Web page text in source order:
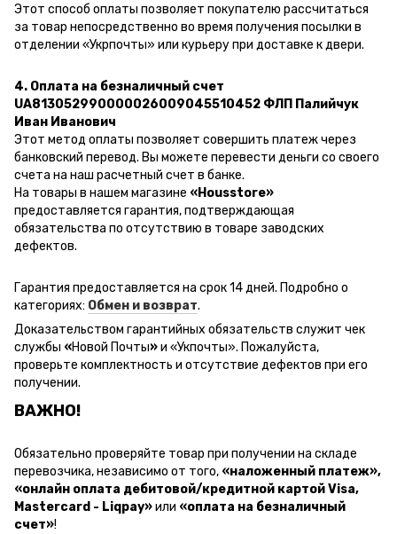
Этот способ оплаты позволяет покупателю рассчитаться
за товар непосредственно во время получения посылки в
отделении «Укрпочты» или курьеру при доставке к двери.
4. Оплата на безналичный счет
UA813052990000026009045510452 ФЛП Палийчук
Иван Иванович
Этот метод оплаты позволяет совершить платеж через
банковский перевод. Вы можете перевести деньги со своего
счета на наш расчетный счет в банке.
На товары в нашем магазине «Housstore»
предоставляется гарантия, подтверждающая
обязательства по отсутствию в товаре заводских
дефектов.
Гарантия предоставляется на срок 14 дней. Подробно о
категориях: Обмен и возврат.
Доказательством гарантийных обязательств служит чек
службы «Новой Почты»и «Укпочты». Пожалуйста,
проверьте комплектность и отсутствие дефектов при его
получении.
ВАЖНО!
Обязательно проверяйте товар при получении на складе
перевозчика, независимо от того, «наложенный платеж»,
«онлайн оплата дебитовой/кредитной картой Visa,
Mastercard - Liqpay»или «оплата на безналичный
счет»!